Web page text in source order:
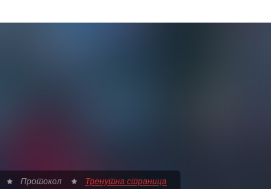
Протокол Тренутна страница